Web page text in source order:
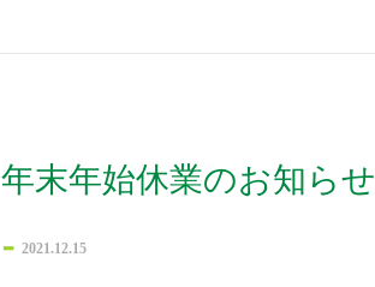
年末年始休業のお知らせ
2021.12.15